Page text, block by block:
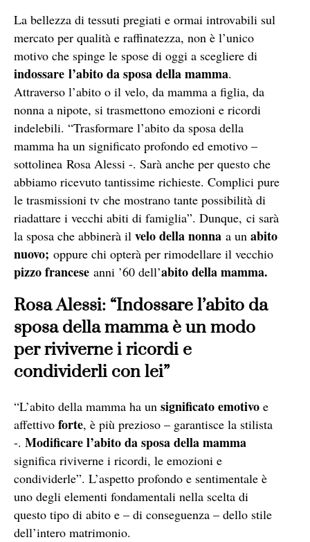
La bellezza di tessuti pregiati e ormai introvabili sul
mercato per qualità e raffinatezza, non è l’unico
motivo che spinge le spose di oggi a scegliere di
indossare l’abito da sposa della mamma.
Attraverso l’abito o il velo, da mamma a figlia, da
nonna a nipote, si trasmettono emozioni e ricordi
indelebili. “Trasformare l’abito da sposa della
mamma ha un significato profondo ed emotivo –
sottolinea Rosa Alessi -. Sarà anche per questo che
abbiamo ricevuto tantissime richieste. Complici pure
le trasmissioni tv che mostrano tante possibilità di
riadattare i vecchi abiti di famiglia”. Dunque, ci sarà
la sposa che abbinerà il velo della nonna a un abito
nuovo; oppure chi opterà per rimodellare il vecchio
pizzo francese anni ’60 dell’abito della mamma.
Rosa Alessi: “Indossare l’abito da
sposa della mamma è un modo
per riviverne i ricordi e
condividerli con lei”
“L’abito della mamma ha un significato emotivo e
affettivo forte, è più prezioso – garantisce la stilista
-. Modificare l’abito da sposa della mamma
significa riviverne i ricordi, le emozioni e
condividerle”. L’aspetto profondo e sentimentale è
uno degli elementi fondamentali nella scelta di
questo tipo di abito e – di conseguenza – dello stile
dell’intero matrimonio.